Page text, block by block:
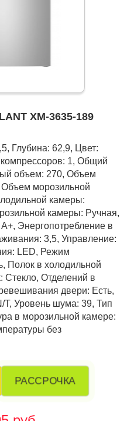
ХМ-3635-189
Глубина: 62,9, Цвет:
1, Общий
объем: 270, Объем
морозильной
камеры:
камеры: Ручная,
Энергопотребление в
3,5, Управление:
LED, Режим
Полок в холодильной
Стекло, Отделений в
двери: Есть,
T, Уровень шума: 39, Тип
в морозильной камере:
без
РАССРОЧКА